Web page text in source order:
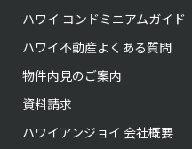
ハワイ コンドミニアムガイド
ハワイ不動産よくある質問
物件内見のご案内
資料請求
ハワイアンジョイ 会社概要